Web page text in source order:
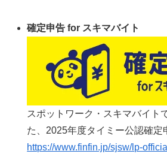
確定申告 for スキマバイト
スポットワーク・スキマバイト
た、2025年度タイミー公認確定
https://www.finfin.jp/sjsw/lp-official